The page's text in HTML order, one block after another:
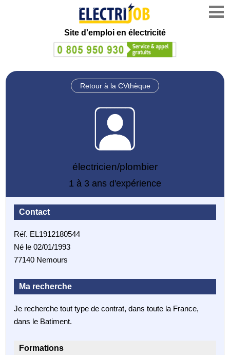
Site d'emploi en électricité
Retour à la CVthèque
électricien/plombier
1 à 3 ans d'expérience
Contact
Réf. EL1912180544
Né le 02/01/1993
77140 Nemours
Ma recherche
Je recherche tout type de contrat, dans toute la France,
dans le Batiment.
Formations